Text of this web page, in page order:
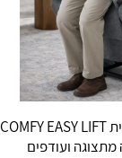
כורסת קימה חשמלית COMFY EASY LIFT
ועודפים